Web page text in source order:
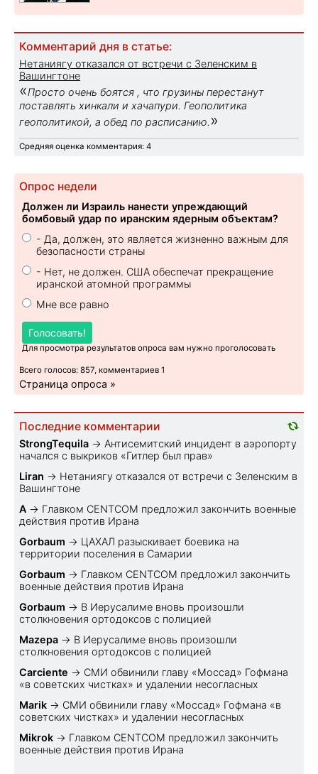
Комментарий дня в статье:
Нетаниягу отказался от встречи с Зеленским в
Вашингтоне
«Просто очень боятся , что грузины перестанут
поставлять хинкали и хачапури. Геополитика
геополитикой, а обед по расписанию. »
Средняя оценка комментария: 4
Опрос недели
Должен ли Израиль нанести упреждающий
бомбовый удар по иранским ядерным объектам?
- Да, должен, это является жизненно важным для
безопасности страны
- Нет, не должен. США обеспечат прекращение
иранской атомной программы
Мне все равно
Голосовать!
Для просмотра результатов опроса вам нужно проголосовать
Всего голосов: 857, комментариев 1
Страница опроса »
Последние комментарии
StrongTequila → Антисемитский инцидент в аэропорту
начался с выкриков «Гитлер был прав»
Liran → Нетаниягу отказался от встречи с Зеленским в
Вашингтоне
A → Главком CENTCOM предложил закончить военные
действия против Ирана
Gorbaum → ЦАХАЛ разыскивает боевика на
территории поселения в Самарии
Gorbaum → Главком CENTCOM предложил закончить
военные действия против Ирана
Gorbaum → В Иерусалиме вновь произошли
столкновения ортодоксов с полицией
Mazepa → В Иерусалиме вновь произошли
столкновения ортодоксов с полицией
Carciente → СМИ обвинили главу «Моссад» Гофмана
«в советских чистках» и удалении несогласных
Marik → СМИ обвинили главу «Моссад» Гофмана «в
советских чистках» и удалении несогласных
Mikrok → Главком CENTCOM предложил закончить
военные действия против Ирана